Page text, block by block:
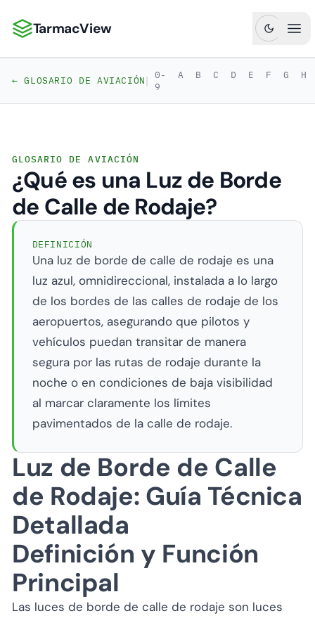
TarmacView: Análisis de Aviación de Precisión
TarmacView
← GLOSARIO DE AVIACIÓN| 0-
9
A B C D E F G H
GLOSARIO DE AVIACIÓN
¿Qué es una Luz de Borde
de Calle de Rodaje?
DEFINICIÓN
Una luz de borde de calle de rodaje es una
luz azul, omnidireccional, instalada a lo largo
de los bordes de las calles de rodaje de los
aeropuertos, asegurando que pilotos y
vehículos puedan transitar de manera
segura por las rutas de rodaje durante la
noche o en condiciones de baja visibilidad
al marcar claramente los límites
pavimentados de la calle de rodaje.
Luz de Borde de Calle
de Rodaje: Guía Técnica
Detallada
Definición y Función
Principal
Las luces de borde de calle de rodaje son luces